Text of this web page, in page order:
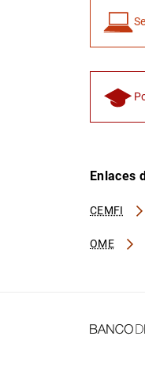
Enlaces
CEMFI
OME